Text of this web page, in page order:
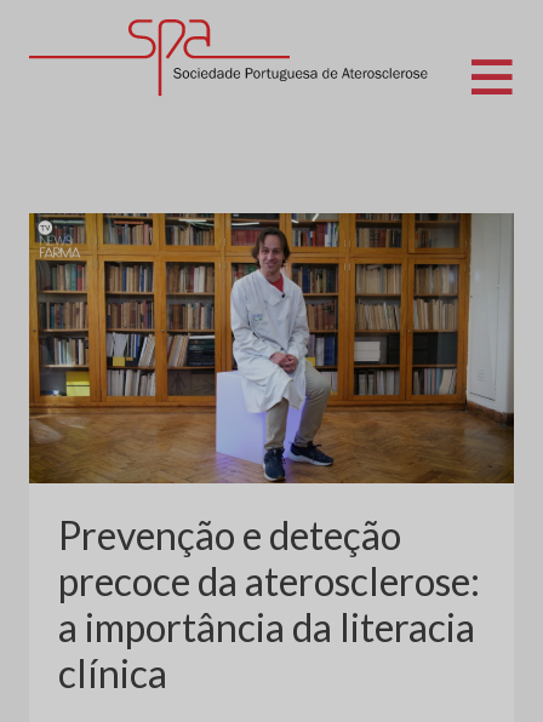
Prevenção e deteção
precoce da aterosclerose:
a importância da literacia
clínica